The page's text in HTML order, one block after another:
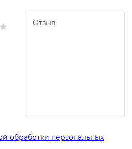
обработки персональных